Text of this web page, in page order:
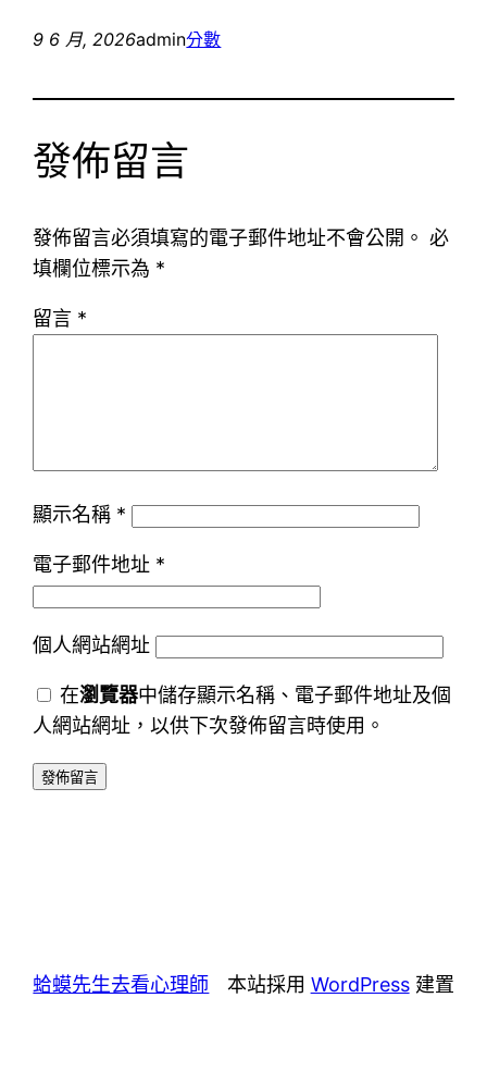
9 6 月, 2026admin分數
發佈留言
發佈留言必須填寫的電子郵件地址不會公開。 必
填欄位標示為 *
留言 *
顯示名稱 *
電子郵件地址 *
個人網站網址
在瀏覽器中儲存顯示名稱、電子郵件地址及個
人網站網址，以供下次發佈留言時使用。
蛤蟆先生去看心理師 本站採用 WordPress建置